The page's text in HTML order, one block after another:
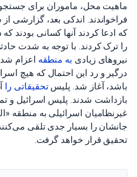
ماهیت محل، ماموران برای جستجو
فراخواندند. اندکی بعد،
که ادعا کردند آنها کسانی بودند که
را ترک کردند. با توجه به شدت
نیروهای زیادی به منطقه اعزام
درگیر و رد این احتمال که هیچ
باشد، آغاز شد. پلیستحقیقاتی را
بازداشت شدند. پلیس اسرائیل و
غیرنظامیان اسرائیلی به منطقه
جانشان را بسیار جدی تلقی
تحقیق قرار خواهد گرفت.